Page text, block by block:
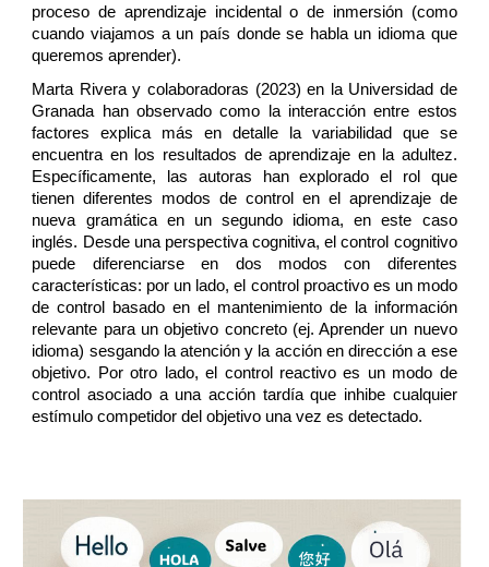
proceso de aprendizaje incidental o de inmersión (como
cuando viajamos a un país donde se habla un idioma que
queremos aprender).
Marta Rivera y colaboradoras (2023) en la Universidad de
Granada han observado como la interacción entre estos
factores explica más en detalle la variabilidad que se
encuentra en los resultados de aprendizaje en la adultez.
Específicamente, las autoras han explorado el rol que
tienen diferentes modos de control en el aprendizaje de
nueva gramática en un segundo idioma, en este caso
inglés. Desde una perspectiva cognitiva, el control cognitivo
puede diferenciarse en dos modos con diferentes
características: por un lado, el control proactivo es un modo
de control basado en el mantenimiento de la información
relevante para un objetivo concreto (ej. Aprender un nuevo
idioma) sesgando la atención y la acción en dirección a ese
objetivo. Por otro lado, el control reactivo es un modo de
control asociado a una acción tardía que inhibe cualquier
estímulo competidor del objetivo una vez es detectado.